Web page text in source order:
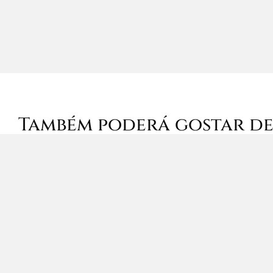
Também poderá gostar de